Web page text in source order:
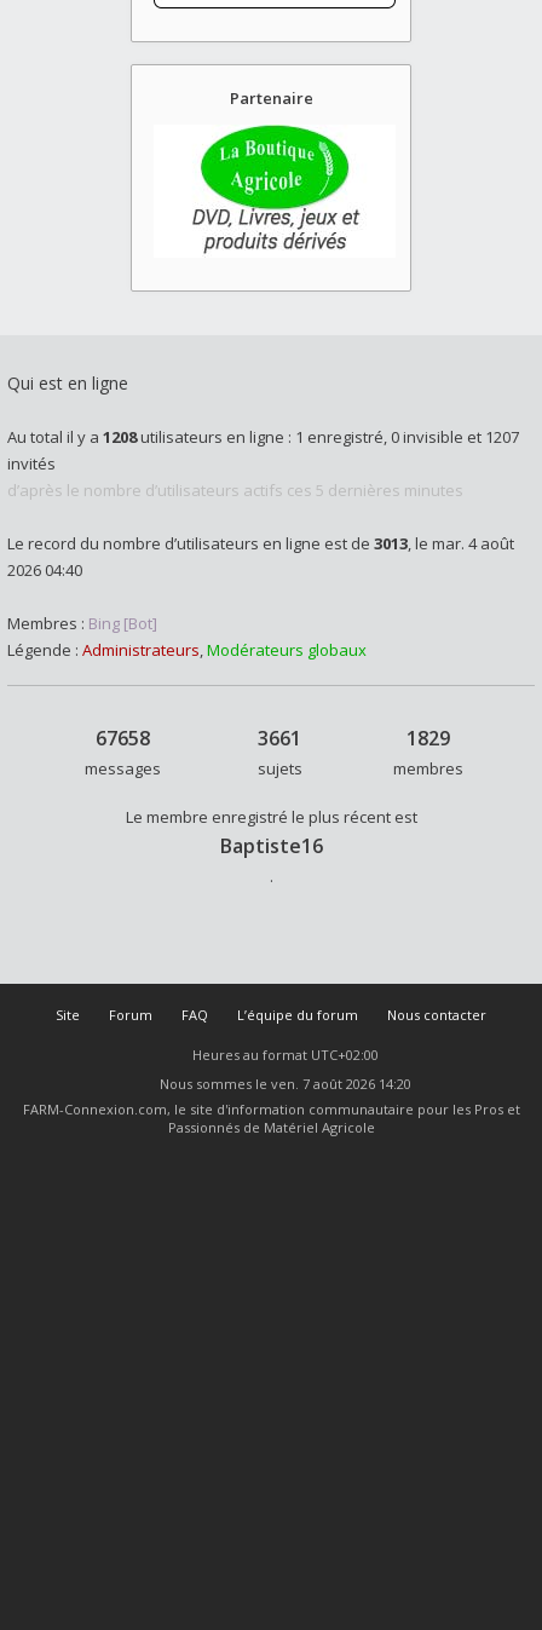
Partenaire
Qui est en ligne
Au total il y a 1208utilisateurs en ligne : 1 enregistré, 0 invisible et 1207
invités
d’après le nombre d’utilisateurs actifs ces 5 dernières minutes
Le record du nombre d’utilisateurs en ligne est de 3013, le mar. 4 août
2026 04:40
Membres : Bing [Bot]
Légende : Administrateurs,Modérateurs globaux
67658
messages
3661
sujets
1829
membres
Le membre enregistré le plus récent est
Baptiste16
.
Site Forum FAQ L’équipe du forum Nous contacter
Heures au format UTC+02:00
Nous sommes le ven. 7 août 2026 14:20
FARM-Connexion.com, le site d'information communautaire pour les Pros et
Passionnés de Matériel Agricole